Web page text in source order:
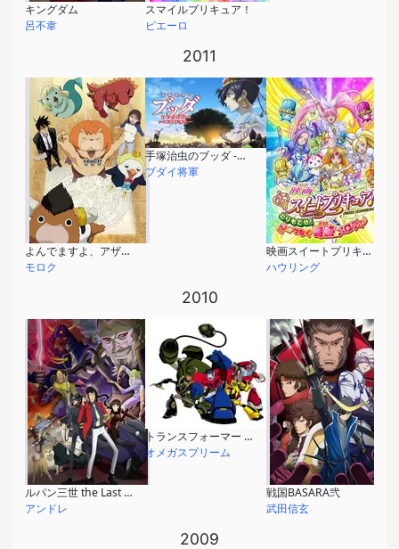
キングダム
呂不韋
スマイルプリキュア！
ピエーロ
2011
よんでますよ、アザゼルさん。
モロク
手塚治虫のブッダ -赤い砂漠よ！美しく-
ブダイ将軍
映画スイートプリキュア♪とりもどせ！心がつなぐ奇跡のメロディ♪
ハウリング
2010
ルパン三世 the Last Job
アンドレ
トランスフォーマー アニメイテッド
オメガスプリーム
戦国BASARA弐
武田信玄
2009